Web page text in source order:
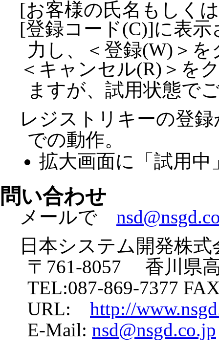
[お客様の氏名もしく
[登録コード(C)]に表
力し、＜登録(W)＞
＜キャンセル(R)＞を
ますが、試用状態で
レジストリキーの登
での動作。
拡大画面に「試用
問い合わせ
メールで
日本システム開発株式
〒761-8057 香川県
TEL:087-869-7377
URL: http://
E-Mail: nsd@nsgd.co.jp